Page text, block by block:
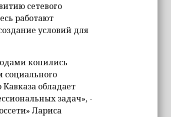
сетевого
работают
условий для
копились
социального
обладает
задач», -
Лариса